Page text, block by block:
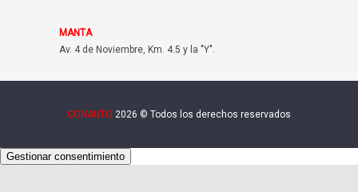
MANTA
Av. 4 de Noviembre, Km. 4.5 y la "Y".
CONAUTO 2026 © Todos los derechos reservados
Gestionar consentimiento